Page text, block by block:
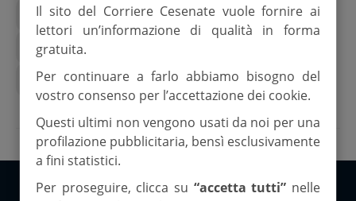
nave new ghibli nave sirio
parrochia di san giacomo
springtime brass
Il sito del Corriere Cesenate vuole fornire ai
lettori un’informazione di qualità in forma
gratuita.
Per continuare a farlo abbiamo bisogno del
vostro consenso per l’accettazione dei cookie.
Questi ultimi non vengono usati da noi per una
profilazione pubblicitaria, bensì esclusivamente
a fini statistici.
Per proseguire, clicca su “accetta tutti” nelle